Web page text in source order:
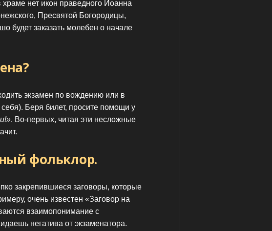
нет икон праведного Иоанна
Пресвятой Богородицы,
будет заказать молебен о начале
экзамен по вождению или в
Беря билет, просите помощи у
. Во-первых, читая эти несложные
фольклор.
закрепившиеся заговоры, которые
очень известен «Заговор на
взаимопонимание с
негатива от экзаменатора.